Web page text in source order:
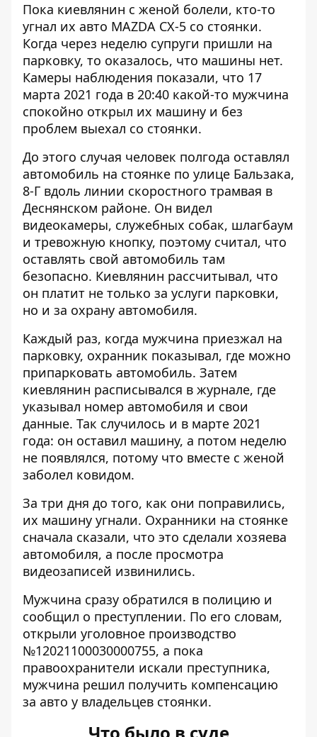
Пока киевлянин с женой болели, кто-то
угнал их авто MAZDA CX-5 со стоянки.
Когда через неделю супруги пришли на
парковку, то оказалось, что машины нет.
Камеры наблюдения показали, что 17
марта 2021 года в 20:40 какой-то мужчина
спокойно открыл их машину и без
проблем выехал со стоянки.
До этого случая человек полгода оставлял
автомобиль на стоянке по улице Бальзака,
8-Г вдоль линии скоростного трамвая в
Деснянском районе. Он видел
видеокамеры, служебных собак, шлагбаум
и тревожную кнопку, поэтому считал, что
оставлять свой автомобиль там
безопасно. Киевлянин рассчитывал, что
он платит не только за услуги парковки,
но и за охрану автомобиля.
Каждый раз, когда мужчина приезжал на
парковку, охранник показывал, где можно
припарковать автомобиль. Затем
киевлянин расписывался в журнале, где
указывал номер автомобиля и свои
данные. Так случилось и в марте 2021
года: он оставил машину, а потом неделю
не появлялся, потому что вместе с женой
заболел ковидом.
За три дня до того, как они поправились,
их машину угнали. Охранники на стоянке
сначала сказали, что это сделали хозяева
автомобиля, а после просмотра
видеозаписей извинились.
Мужчина сразу обратился в полицию и
сообщил о преступлении. По его словам,
открыли уголовное производство
№12021100030000755, а пока
правоохранители искали преступника,
мужчина решил получить компенсацию
за авто у владельцев стоянки.